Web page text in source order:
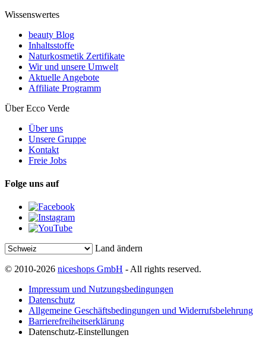
Wissenswertes
beauty Blog
Inhaltsstoffe
Naturkosmetik Zertifikate
Wir und unsere Umwelt
Aktuelle Angebote
Affiliate Programm
Über Ecco Verde
Über uns
Unsere Gruppe
Kontakt
Freie Jobs
Folge uns auf
Land ändern
© 2010-2026 niceshops GmbH - All rights reserved.
Impressum und Nutzungsbedingungen
Datenschutz
Allgemeine Geschäftsbedingungen und Widerrufsbelehrung
Barrierefreiheitserklärung
Datenschutz-Einstellungen